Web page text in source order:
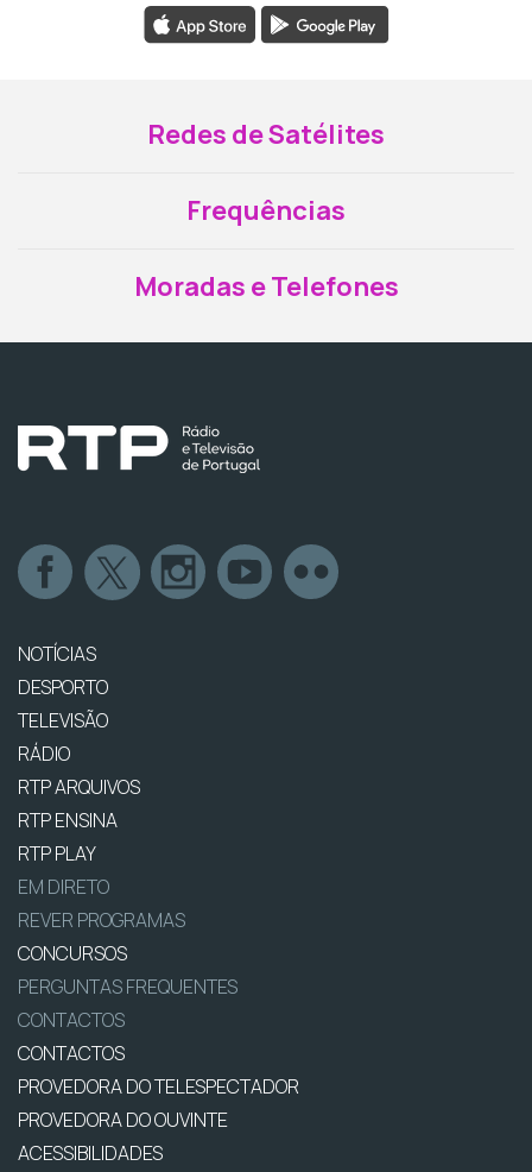
Redes de Satélites
Frequências
Moradas e Telefones
NOTÍCIAS
DESPORTO
TELEVISÃO
RÁDIO
RTP ARQUIVOS
RTP ENSINA
RTP PLAY
EM DIRETO
REVER PROGRAMAS
CONCURSOS
PERGUNTAS FREQUENTES
CONTACTOS
CONTACTOS
PROVEDORA DO TELESPECTADOR
PROVEDORA DO OUVINTE
ACESSIBILIDADES